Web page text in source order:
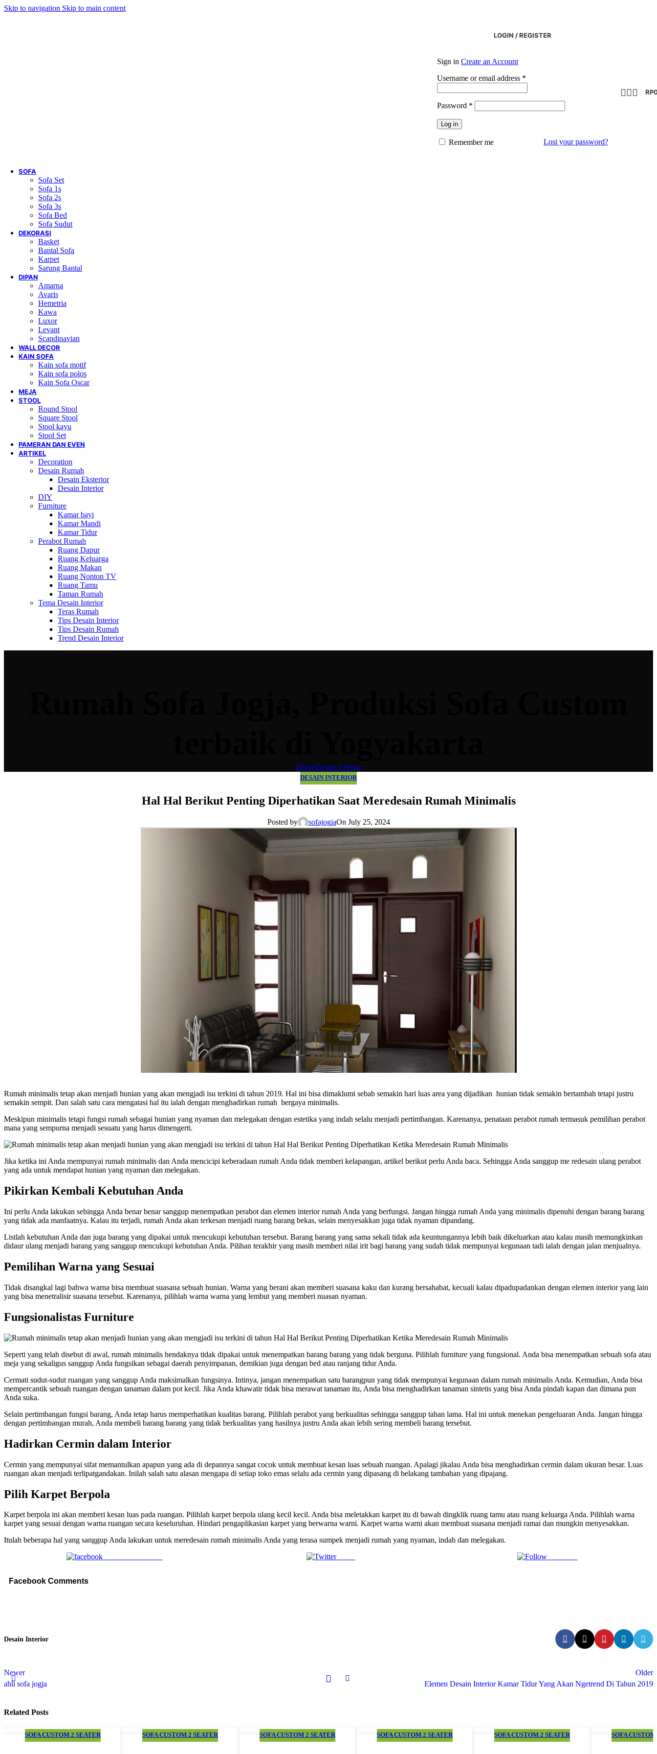
Skip to navigation Skip to main content
LOGIN / REGISTER
Sign in Create an Account
Username or email address *
Password *
Log in
Lost your password?
Remember me
RP
SOFA
Sofa Set
Sofa 1s
Sofa 2s
Sofa 3s
Sofa Bed
Sofa Sudut
DEKORASI
Basket
Bantal Sofa
Karpet
Sarung Bantal
DIPAN
Amarna
Avaris
Hemetria
Kawa
Luxor
Levant
Scandinavian
WALL DECOR
KAIN SOFA
Kain sofa motif
Kain sofa polos
Kain Sofa Oscar
MEJA
STOOL
Round Stool
Square Stool
Stool kayu
Stool Set
PAMERAN DAN EVEN
ARTIKEL
Decoration
Desain Rumah
Desain Eksterior
Desain Interior
DIY
Furniture
Kamar bayi
Kamar Mandi
Kamar Tidur
Perabot Rumah
Ruang Dapur
Ruang Keluarga
Ruang Makan
Ruang Nonton TV
Ruang Tamu
Taman Rumah
Tema Desain Interior
Teras Rumah
Tips Desain Interior
Tips Desain Rumah
Trend Desain Interior
HomeDesain Interior
DESAIN INTERIOR
Hal Hal Berikut Penting Diperhatikan Saat Meredesain Rumah Minimalis
Posted by sofajogjaOn July 25, 2024
Rumah minimalis tetap akan menjadi hunian yang akan mengjadi isu terkini di tahun 2019. Hal ini bisa dimaklumi sebab semakin hari luas area yang dijadikan hunian tidak semakin bertambah tetapi justru
semakin sempit. Dan salah satu cara mengatasi hal itu ialah dengan menghadirkan rumah bergaya minimalis.
Meskipun minimalis tetapi fungsi rumah sebagai hunian yang nyaman dan melegakan dengan estetika yang indah selalu menjadi pertimbangan. Karenanya, penataan perabot rumah termasuk pemilihan perabot
mana yang sempurna menjadi sesuatu yang harus dimengerti.
Jika ketika ini Anda mempunyai rumah minimalis dan Anda mencicipi keberadaan rumah Anda tidak memberi kelapangan, artikel berikut perlu Anda baca. Sehingga Anda sanggup me redesain ulang perabot
yang ada untuk mendapat hunian yang nyaman dan melegakan.
Pikirkan Kembali Kebutuhan Anda
Ini perlu Anda lakukan sehingga Anda benar benar sanggup menempatkan perabot dan elemen interior rumah Anda yang berfungsi. Jangan hingga rumah Anda yang minimalis dipenuhi dengan barang barang
yang tidak ada manfaatnya. Kalau itu terjadi, rumah Anda akan terkesan menjadi ruang barang bekas, selain menyesakkan juga tidak nyaman dipandang.
Listlah kebutuhan Anda dan juga barang yang dipakai untuk mencukupi kebutuhan tersebut. Barang barang yang sama sekali tidak ada keuntungannya lebih baik dikeluarkan atau kalau masih memungkinkan
didaur ulang menjadi barang yang sanggup mencukupi kebutuhan Anda. Pilihan terakhir yang masih memberi nilai irit bagi barang yang sudah tidak mempunyai kegunaan tadi ialah dengan jalan menjualnya.
Pemilihan Warna yang Sesuai
Tidak disangkal lagi bahwa warna bisa membuat suasana sebuah hunian. Warna yang berani akan memberi suasana kaku dan kurang bersahabat, kecuali kalau dipadupadankan dengan elemen interior yang lain
yang bisa menetralisir suasana tersebut. Karenanya, pilihlah warna warna yang lembut yang memberi nuasan nyaman.
Fungsionalistas Furniture
Seperti yang telah disebut di awal, rumah minimalis hendaknya tidak dipakai untuk menempatkan barang barang yang tidak berguna. Pilihlah furniture yang fungsional. Anda bisa menempatkan sebuah sofa atau
meja yang sekaligus sanggup Anda fungsikan sebagai daerah penyimpanan, demikian juga dengan bed atau ranjang tidur Anda.
Cermati sudut-sudut ruangan yang sanggup Anda maksimalkan fungsinya. Intinya, jangan menempatkan satu barangpun yang tidak mempunyai kegunaan dalam rumah minimalis Anda. Kemudian, Anda bisa
mempercantik sebuah ruangan dengan tanaman dalam pot kecil. Jika Anda khawatir tidak bisa merawat tanaman itu, Anda bisa menghadirkan tanaman sintetis yang bisa Anda pindah kapan dan dimana pun
Anda suka.
Selain pertimbangan fungsi barang, Anda tetap harus memperhatikan kualitas barang. Pilihlah perabot yang berkualitas sehingga sanggup tahan lama. Hal ini untuk menekan pengeluaran Anda. Jangan hingga
dengan pertimbangan murah, Anda membeli barang barang yang tidak berkualitas yang hasilnya justru Anda akan lebih sering membeli barang tersebut.
Hadirkan Cermin dalam Interior
Cermin yang mempunyai sifat memantulkan apapun yang ada di depannya sangat cocok untuk membuat kesan luas sebuah ruangan. Apalagi jikalau Anda bisa menghadirkan cermin dalam ukuran besar. Luas
ruangan akan menjadi terlipatgandakan. Inilah salah satu alasan mengapa di setiap toko emas selalu ada cermin yang dipasang di belakang tambahan yang dipajang.
Pilih Karpet Berpola
Karpet berpola ini akan memberi kesan luas pada ruangan. Pilihlah karpet berpola ulang kecil kecil. Anda bisa meletakkan karpet itu di bawah dingklik ruang tamu atau ruang keluarga Anda. Pilihlah warna
karpet yang sesuai dengan warna ruangan secara keseluruhan. Hindari pengaplikasian karpet yang berwarna warni. Karpet warna warni akan membuat suasana menjadi ramai dan mungkin menyesakkan.
Itulah beberapa hal yang sanggup Anda lakukan untuk meredesain rumah minimalis Anda yang terasa sumpek menjadi rumah yang nyaman, indah dan melegakan.
Tweet Follow us
Facebook Comments
Desain Interior
Newer
ahli sofa jogja
Older
Elemen Desain Interior Kamar Tidur Yang Akan Ngetrend Di Tahun 2019
Related Posts
07
SOFA CUSTOM 2 SEATER
05
SOFA CUSTOM 2 SEATER
01
SOFA CUSTOM 2 SEATER
21
SOFA CUSTOM 2 SEATER
18
SOFA CUSTOM 2 SEATER
24
SOFA